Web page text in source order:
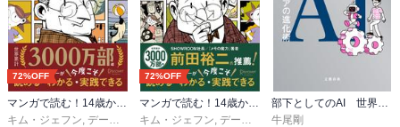
72%OFF
キム・ジェフン デール・カーネギー・東京・トレーニング ,金光英実
72%OFF
キム・ジェフン デール・カーネギー・東京・トレーニング
牛尾剛